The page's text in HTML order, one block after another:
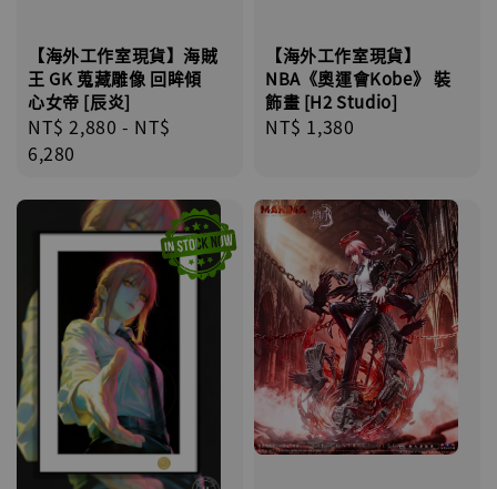
【海外工作室現貨】海賊
王 GK 蒐藏雕像 回眸傾
心女帝 [辰炎]
Regular
price
NT$ 2,880 - NT$
6,280
【海外工作室現貨】
NBA《奧運會Kobe》 裝
飾畫 [H2 Studio]
Regular
NT$ 1,380